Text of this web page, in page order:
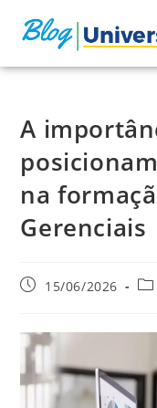
A
na
Gerenciais
15/06/2026